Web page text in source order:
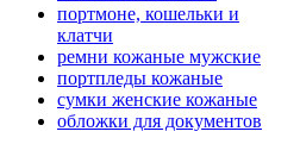
портмоне, кошельки и
клатчи
ремни кожаные мужские
портпледы кожаные
сумки женские кожаные
обложки для документов